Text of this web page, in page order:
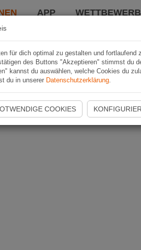
APP
für dich optimal zu gestalten und fortlaufend
des Buttons "Akzeptieren" stimmst du
kannst du auswählen, welche Cookies du
du in unserer Datenschutzerklärung.
COOKIES